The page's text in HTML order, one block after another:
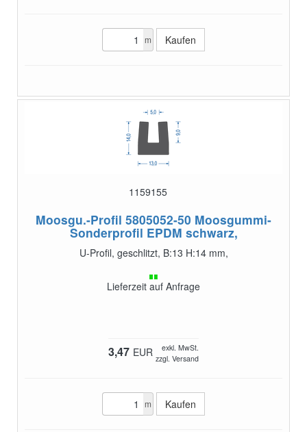
m
1159155
Moosgu.-Profil 5805052-50 Moosgummi-
Sonderprofil EPDM schwarz,
U-Profil, geschlitzt, B:13 H:14 mm,
Lieferzeit auf Anfrage
3,47 EUR
exkl. MwSt.
zzgl. Versand
m